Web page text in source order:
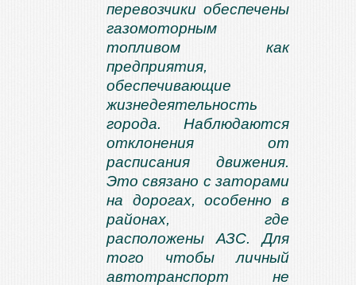
перевозчики обеспечены
газомоторным
топливом как
предприятия,
обеспечивающие
жизнедеятельность
города. Наблюдаются
отклонения от
расписания движения.
Это связано с заторами
на дорогах, особенно в
районах, где
расположены АЗС. Для
того чтобы личный
автотранспорт не